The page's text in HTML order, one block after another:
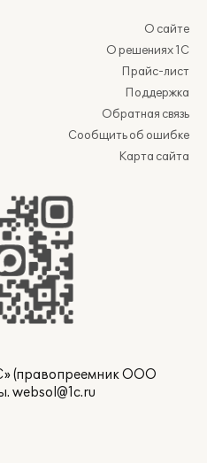
О сайте
О решениях 1С
Прайс-лист
Поддержка
Обратная связь
Сообщить об ошибке
Карта сайта
(правопреемник ООО
websol@1c.ru